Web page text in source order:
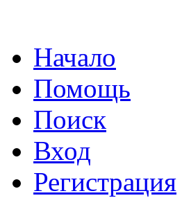
Начало
Помощь
Поиск
Вход
Регистрация